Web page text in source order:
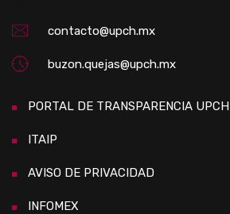
contacto@upch.mx
buzon.quejas@upch.mx
PORTAL DE TRANSPARENCIA UPCH
ITAIP
AVISO DE PRIVACIDAD
INFOMEX